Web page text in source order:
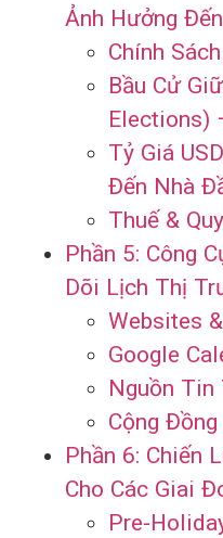
Ảnh Hưởng
Chính
Bầu Cử
Elections)
Tỷ Giá
Đến Nhà
Thuế &
Phần 5: Công
Dõi Lịch Thị
Websites
Google
Nguồn Tin
Cộng
Phần 6: Chiến
Cho Các Giai
Pre-